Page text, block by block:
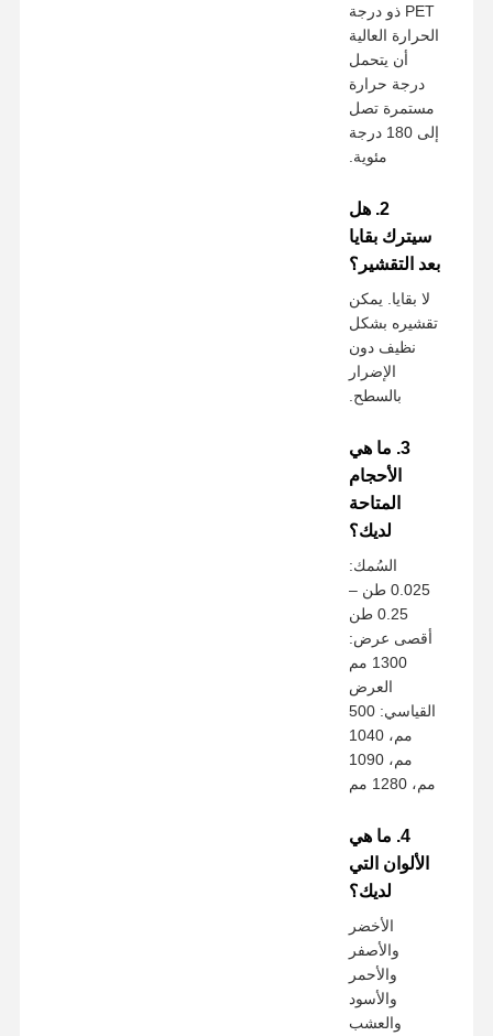
PET ذو درجة
الحرارة العالية
أن يتحمل
درجة حرارة
مستمرة تصل
إلى 180 درجة
مئوية.
2. هل
سيترك بقايا
بعد التقشير؟
لا بقايا. يمكن
تقشيره بشكل
نظيف دون
الإضرار
بالسطح.
3. ما هي
الأحجام
المتاحة
لديك؟
السُمك:
0.025 طن –
0.25 طن
أقصى عرض:
1300 مم
العرض
القياسي: 500
مم، 1040
مم، 1090
مم، 1280 مم
4. ما هي
الألوان التي
لديك؟
الأخضر
والأصفر
والأحمر
والأسود
والعشب